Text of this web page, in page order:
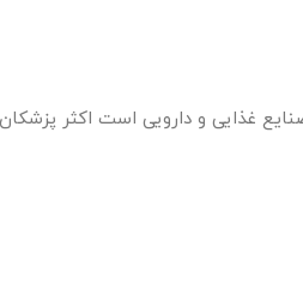
غذایی و دارویی است اکثر